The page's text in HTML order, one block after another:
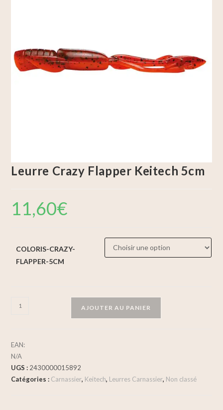
Leurre Crazy Flapper Keitech 5cm
11,60€
COLORIS-CRAZY-
FLAPPER-5CM
AJOUTER AU PANIER
EAN:
N/A
UGS : 2430000015892
Catégories : Carnassier, Keitech, Leurres Carnassier, Non classé